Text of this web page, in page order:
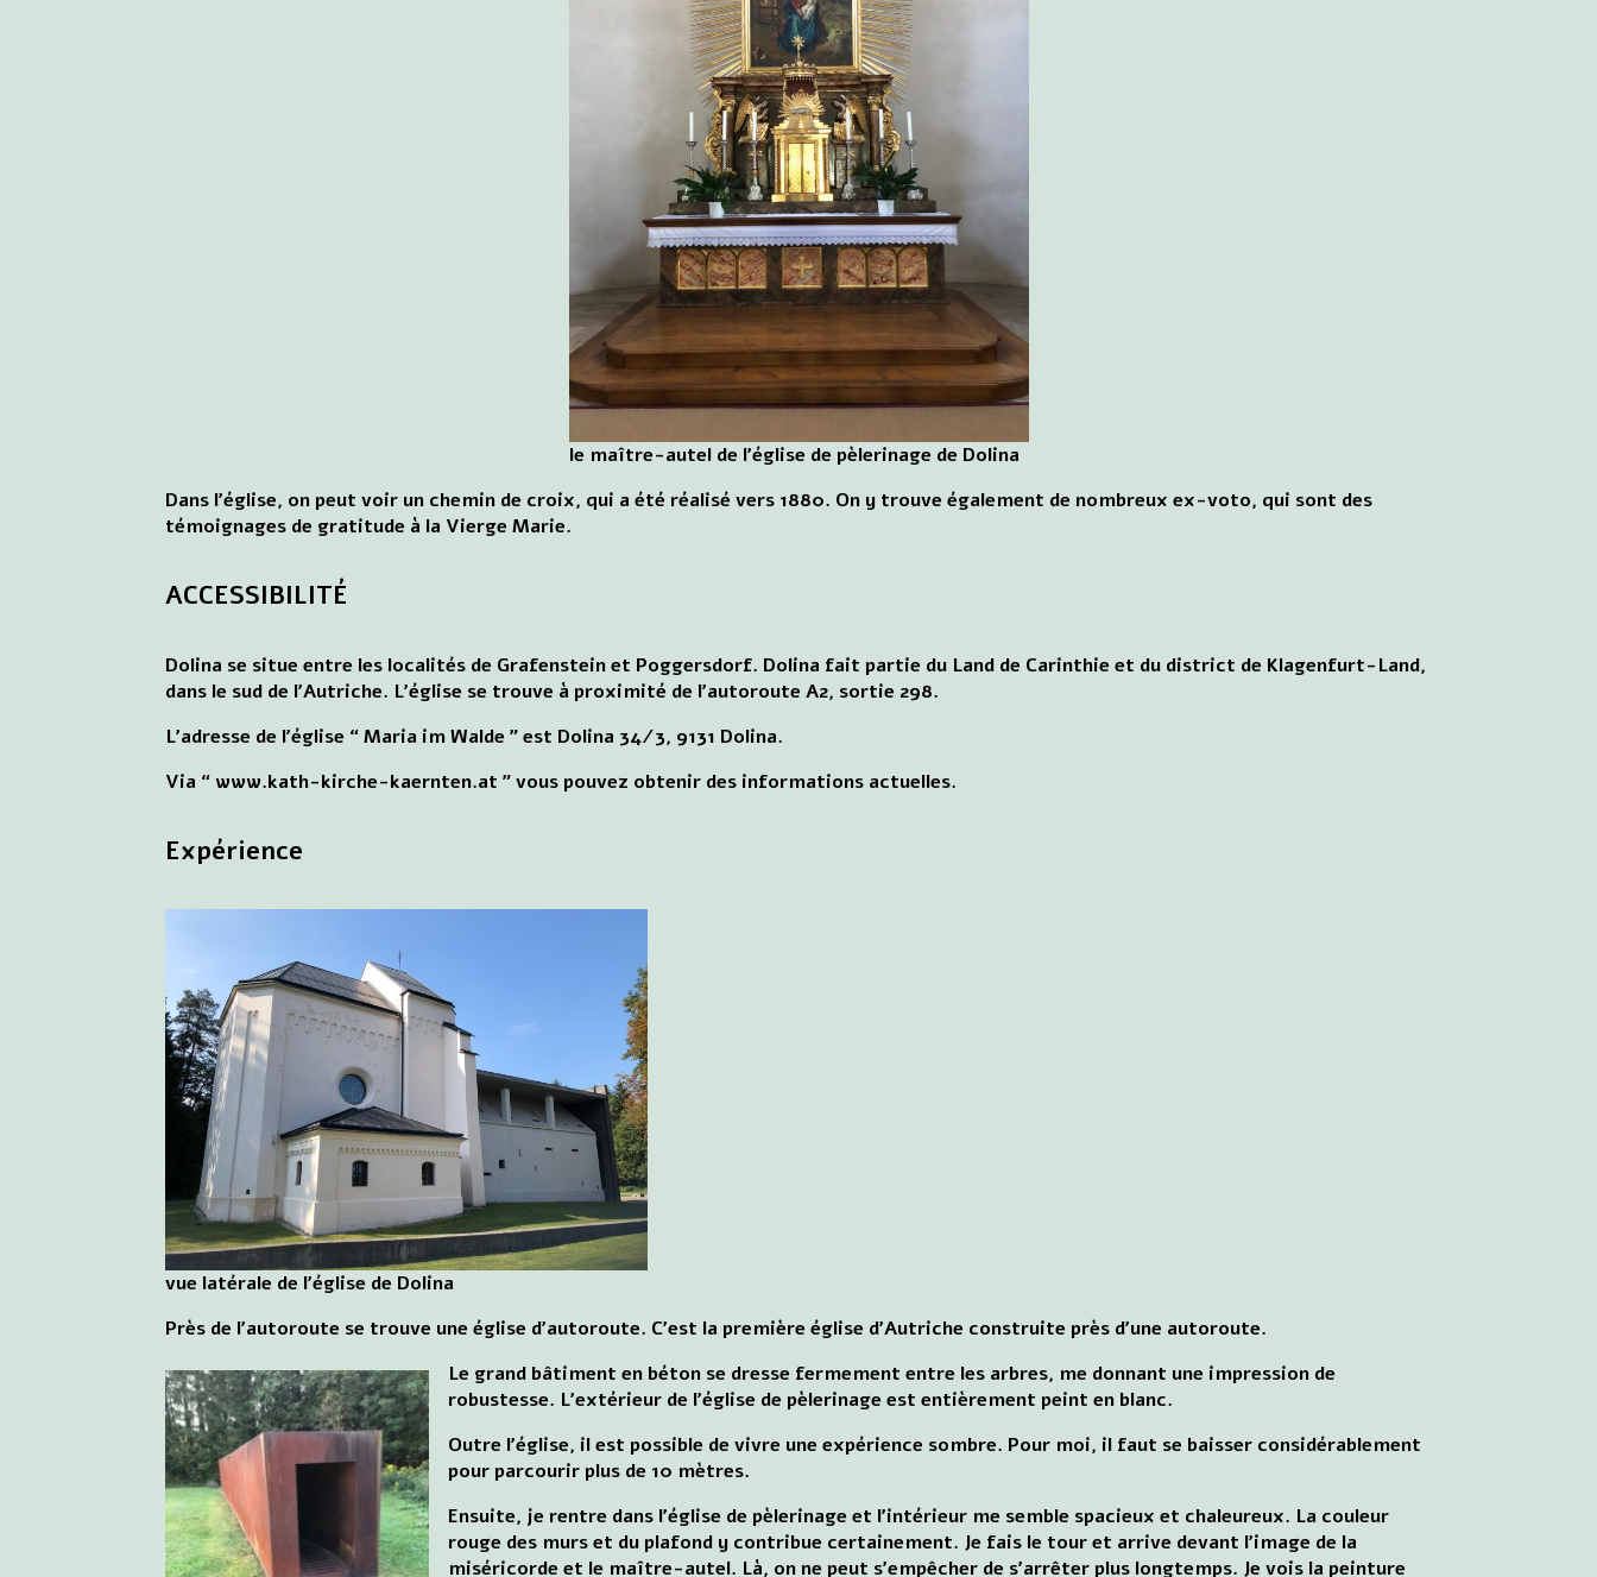
le maître-autel de l'église de pèlerinage de Dolina
Dans l'église, on peut voir un chemin de croix, qui a été réalisé vers 1880. On y trouve également de nombreux ex-voto, qui sont des
témoignages de gratitude à la Vierge Marie.
ACCESSIBILITÉ
Dolina se situe entre les localités de Grafenstein et Poggersdorf. Dolina fait partie du Land de Carinthie et du district de Klagenfurt-Land,
dans le sud de l'Autriche. L'église se trouve à proximité de l'autoroute A2, sortie 298.
L'adresse de l'église “ Maria im Walde ” est Dolina 34/3, 9131 Dolina.
Via “ www.kath-kirche-kaernten.at ” vous pouvez obtenir des informations actuelles.
Expérience
vue latérale de l'église de Dolina
Près de l'autoroute se trouve une église d'autoroute. C'est la première église d'Autriche construite près d'une autoroute.
Le grand bâtiment en béton se dresse fermement entre les arbres, me donnant une impression de
robustesse. L'extérieur de l'église de pèlerinage est entièrement peint en blanc.
Outre l'église, il est possible de vivre une expérience sombre. Pour moi, il faut se baisser considérablement
pour parcourir plus de 10 mètres.
Ensuite, je rentre dans l'église de pèlerinage et l'intérieur me semble spacieux et chaleureux. La couleur
rouge des murs et du plafond y contribue certainement. Je fais le tour et arrive devant l'image de la
miséricorde et le maître-autel. Là, on ne peut s'empêcher de s'arrêter plus longtemps. Je vois la peinture